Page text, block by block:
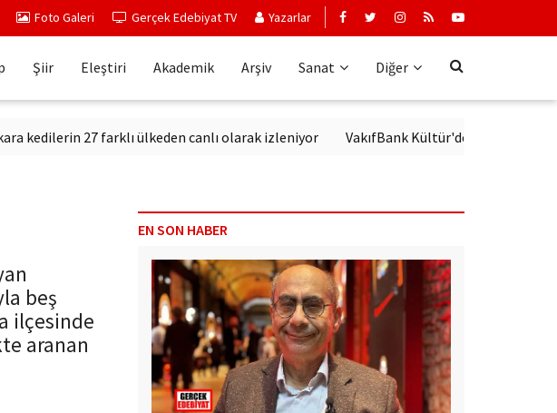
Foto Galeri Gerçek Edebiyat TV Yazarlar
Şiir Eleştiri Akademik Arşiv Sanat Diğer
27 farklı ülkeden canlı olarak izleniyor VakıfBank Kültür'de Modern Alman
beş
ilçesinde
aranan
EN SON HABER